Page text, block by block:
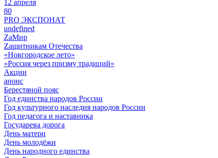
12 апреля
80
PRO ЭКСПОНАТ
undefined
ZaМир
Zащитникам Отечества
«Новгородское лето»
«Россия через призму традиций»
Акции
анонс
Берестяной пояс
Год единства народов России
Год культурного наследия народов России
Год педагога и наставника
Государева дорога
День матери
День молодёжи
День народного единства